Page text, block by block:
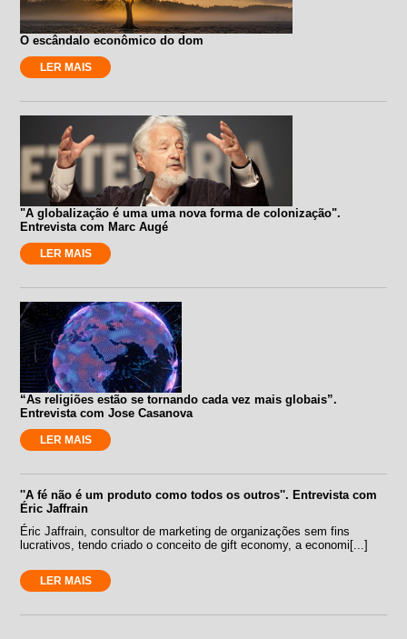
O escândalo econômico do dom
LER MAIS
"A globalização é uma uma nova forma de colonização".
Entrevista com Marc Augé
LER MAIS
“As religiões estão se tornando cada vez mais globais”.
Entrevista com Jose Casanova
LER MAIS
''A fé não é um produto como todos os outros''. Entrevista com
Éric Jaffrain
Éric Jaffrain, consultor de marketing de organizações sem fins
lucrativos, tendo criado o conceito de gift economy, a economi[...]
LER MAIS